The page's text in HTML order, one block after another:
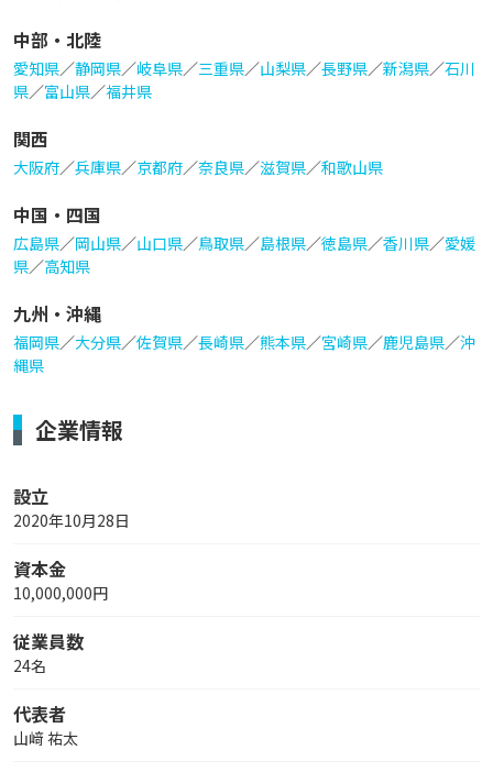
中部・北陸
愛知県／静岡県／岐阜県／三重県／山梨県／長野県／新潟県／石川
県／富山県／福井県
関西
大阪府／兵庫県／京都府／奈良県／滋賀県／和歌山県
中国・四国
広島県／岡山県／山口県／鳥取県／島根県／徳島県／香川県／愛媛
県／高知県
九州・沖縄
福岡県／大分県／佐賀県／長崎県／熊本県／宮崎県／鹿児島県／沖
縄県
企業情報
設立
2020年10月28日
資本金
10,000,000円
従業員数
24名
代表者
山﨑 祐太